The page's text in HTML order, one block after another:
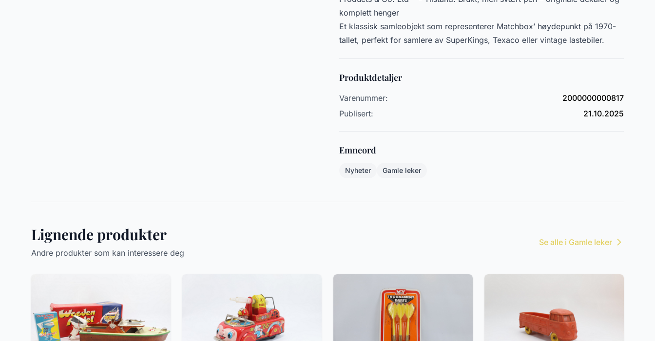
komplett henger
Et klassisk samleobjekt som representerer Matchbox’ høydepunkt på 1970-
tallet, perfekt for samlere av SuperKings, Texaco eller vintage lastebiler.
Produktdetaljer
Varenummer:
2000000000817
Publisert:
21.10.2025
Emneord
Nyheter Gamle leker
Lignende produkter
Andre produkter som kan interessere deg
Se alle i Gamle leker